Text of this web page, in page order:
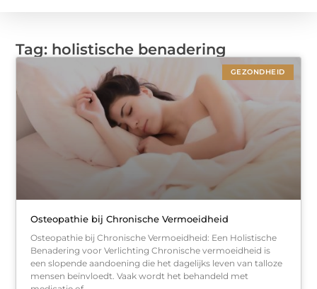
Tag: holistische benadering
GEZONDHEID
Osteopathie bij Chronische Vermoeidheid
Osteopathie bij Chronische Vermoeidheid: Een Holistische
Benadering voor Verlichting Chronische vermoeidheid is
een slopende aandoening die het dagelijks leven van talloze
mensen beïnvloedt. Vaak wordt het behandeld met